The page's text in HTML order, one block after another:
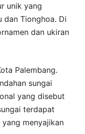
unik yang
dan Tionghoa. Di
dan ukiran
Palembang.
sungai
yang disebut
terdapat
menyajikan